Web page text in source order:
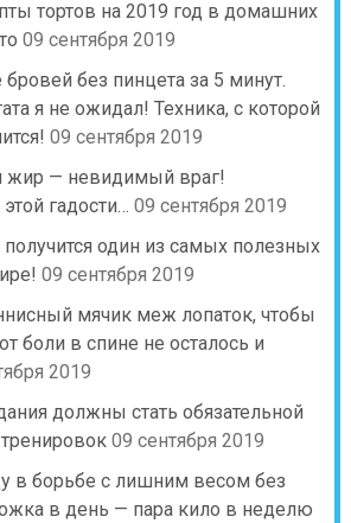
тортов на 2019 год в домашних
09 сентября 2019
без пинцета за 5 минут.
я не ожидал! Техника, с которой
09 сентября 2019
жир — невидимый враг!
гадости… 09 сентября 2019
получится один из самых полезных
09 сентября 2019
мячик меж лопаток, чтобы
боли в спине не осталось и
2019
должны стать обязательной
09 сентября 2019
в борьбе с лишним весом без
в день — пара кило в неделю